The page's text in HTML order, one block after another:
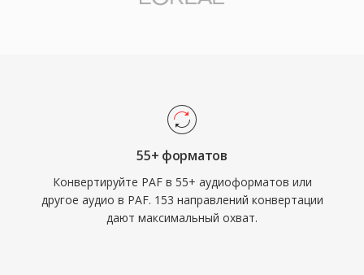
55+ форматов
Конвертируйте PAF в 55+ аудиоформатов или
другое аудио в PAF. 153 направлений конвертации
дают максимальный охват.